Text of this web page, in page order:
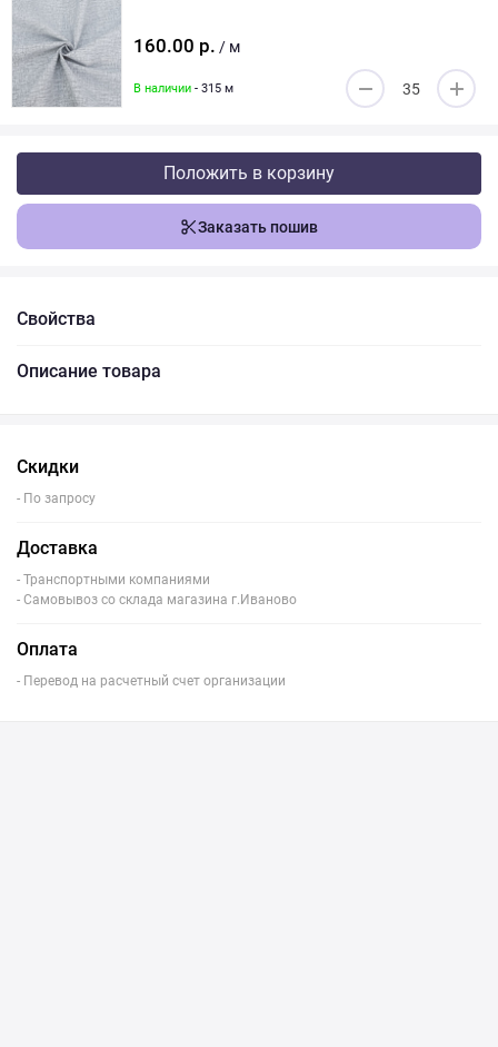
160.00 р. / м
В наличии - 315 м
Положить в корзину
Заказать пошив
Свойства
Описание товара
Скидки
- По запросу
Доставка
- Транспортными компаниями
- Самовывоз со склада магазина г.Иваново
Оплата
- Перевод на расчетный счет организации